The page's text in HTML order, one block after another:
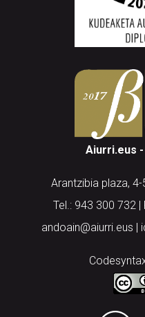
Aiurri.eus
Arantzibia plaza, 4-
Tel.: 943 300 732 |
andoain@aiurri.eus |